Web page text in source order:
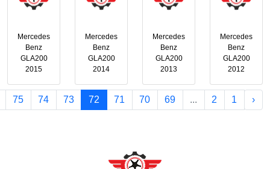
Mercedes
Benz
GLA200
2012
Mercedes
Benz
GLA200
2013
Mercedes
Benz
GLA200
2014
Mercedes
Benz
GLA200
2015
‹
1
2
...
69
70
71
72
73
74
75